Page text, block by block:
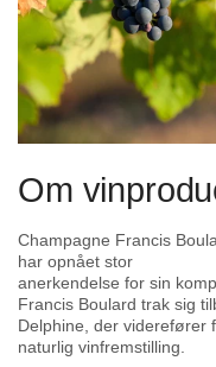
Duft:En subtil og
ribs og granatæble,
et strejf af citrus og
Smag:Smagen er
mousse og et
nødder afslører
eftersmag.
Madparring og
Denne roséchampagne er
Om
Champagne Francis
har opnået stor
anerkendelse for sin
Francis Boulard trak sig
Delphine, der viderefører
naturlig vinfremstilling.